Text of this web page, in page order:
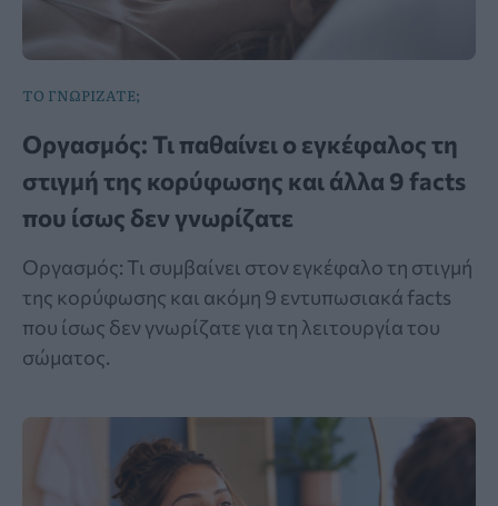
ΤΟ ΓΝΩΡΙΖΑΤΕ;
Οργασμός: Τι παθαίνει ο εγκέφαλος τη
στιγμή της κορύφωσης και άλλα 9 facts
που ίσως δεν γνωρίζατε
Οργασμός: Τι συμβαίνει στον εγκέφαλο τη στιγμή
της κορύφωσης και ακόμη 9 εντυπωσιακά facts
που ίσως δεν γνωρίζατε για τη λειτουργία του
σώματος.